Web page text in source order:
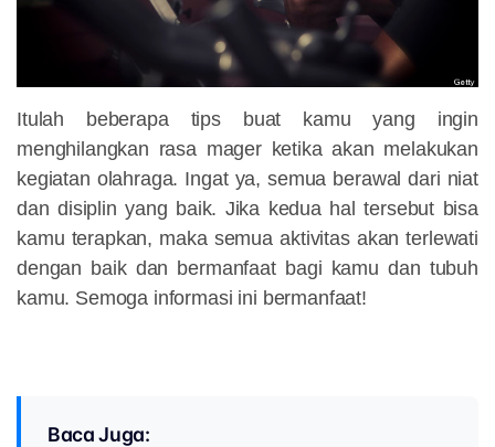
Itulah beberapa tips buat kamu yang ingin
menghilangkan rasa mager ketika akan melakukan
kegiatan olahraga. Ingat ya, semua berawal dari niat
dan disiplin yang baik. Jika kedua hal tersebut bisa
kamu terapkan, maka semua aktivitas akan terlewati
dengan baik dan bermanfaat bagi kamu dan tubuh
kamu. Semoga informasi ini bermanfaat!
Baca Juga: